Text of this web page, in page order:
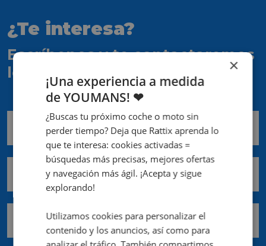
¿Te interesa?
Escríbenos y te contactaremos
lo antes posible
Nombre *
Apellidos *
Email *
×
¡Una experiencia a medida
de YOUMANS! ❤
¿Buscas tu próximo coche o moto sin
perder tiempo? Deja que Rattix aprenda lo
que te interesa: cookies activadas =
búsquedas más precisas, mejores ofertas
y navegación más ágil. ¡Acepta y sigue
explorando!
Utilizamos cookies para personalizar el
contenido y los anuncios, así como para